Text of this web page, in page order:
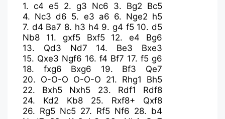
1. c4 e5 2. g3 Nc6 3. Bg2 Bc5
4. Nc3 d6 5. e3 a6 6. Nge2 h5
7. d4 Ba7 8. h3 h4 9. g4 f5 10.d5
Nb8
11. gxf5 Bxf5 12.e4
Bg6
13. Qd3 Nd7 14. Be3
Bxe3
15. Qxe3 Ngf6 16. f4 Bf7 17. f5 g6
18. fxg6 Bxg6 19. Bf3
Qe7
20. O-O-O O-O-O 21. Rhg1
Bh5
22. Bxh5 Nxh5 23. Rdf1
Rdf8
24. Kd2 Kb8 25. Rxf8+
Qxf8
26. Rg5 Nc5 27. Rf5 Nf6 28. b4